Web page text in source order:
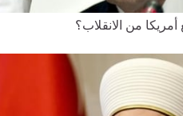
من الانقلاب؟